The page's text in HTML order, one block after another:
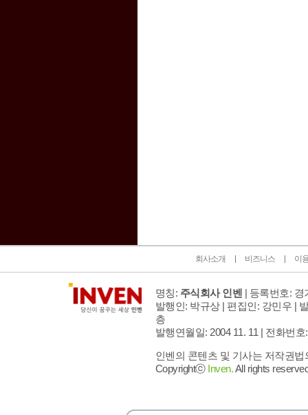
회사소개 비즈니스 이
명칭: 주식회사 인벤 | 등록번호: 경
발행인: 박규상 | 편집인: 강민우 |
층
발행연월일: 2004 11. 11 | 전화번호
인벤의 콘텐츠 및 기사는 저작권
Copyrightⓒ Inven.All rights